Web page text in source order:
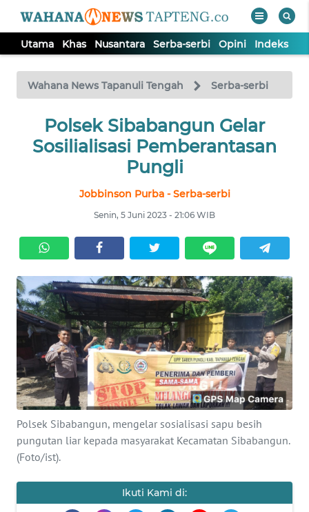
Utama Khas Nusantara Serba-serbi Opini Indeks
Wahana News Tapanuli Tengah Serba-serbi
Polsek Sibabangun Gelar
Sosilialisasi Pemberantasan
Pungli
Jobbinson Purba - Serba-serbi
Senin, 5 Juni 2023 - 21:06 WIB
Polsek Sibabangun, mengelar sosialisasi sapu besih
pungutan liar kepada masyarakat Kecamatan Sibabangun.
(Foto/ist).
Ikuti Kami di:
TV
Tutup
UTAMA
SERBA-
SERBI
OPINI
Informasi
INDEKS
BERITA
KONTAK
KAMI
INFO